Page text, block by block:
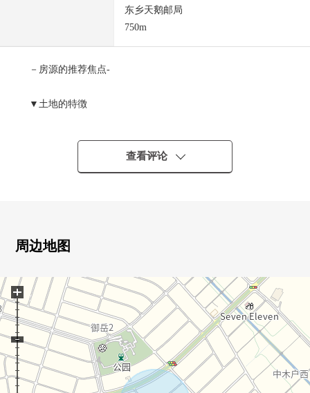
东乡天鹅邮局
750m
－房源的推荐焦点-
▼土地的特徴
能在喜欢的House厂商建造
・土地面积221.43平米(约66.98坪)
・东南一侧前面道路幅员约5.9m，正面宽度约9.4m
・到东乡町立诸车轮中学步行8分钟(约590m)
■ 在找想要的家方面给予帮助的━━━━━・・・
房源的详细、需讨论是如有意向，请跟我们联系。
查看评论
周边地图
+